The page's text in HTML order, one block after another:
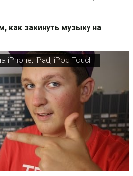
как закинуть музыку на
iPhone, iPad, iPod Touch